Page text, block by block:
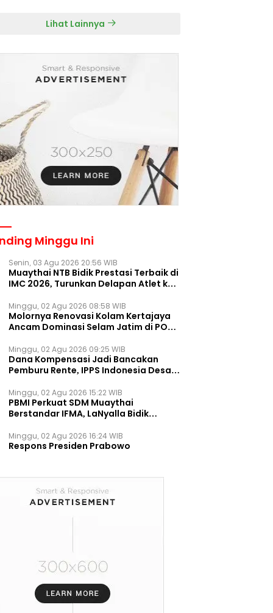
Lihat Lainnya
Minggu Ini
Senin, 03 Agu 2026 20:56 WIB
Muaythai NTB Bidik Prestasi Terbaik di
IMC 2026, Turunkan Delapan Atlet ke
Minggu, 02 Agu 2026 08:58 WIB
Molornya Renovasi Kolam Kertajaya
Ancam Dominasi Selam Jatim di PON
Minggu, 02 Agu 2026 09:25 WIB
Dana Kompensasi Jadi Bancakan
Pemburu Rente, IPPS Indonesia Desak
Permanen
Minggu, 02 Agu 2026 15:22 WIB
PBMI Perkuat SDM Muaythai
Berstandar IFMA, LaNyalla Bidik
Minggu, 02 Agu 2026 16:24 WIB
Respons Presiden Prabowo